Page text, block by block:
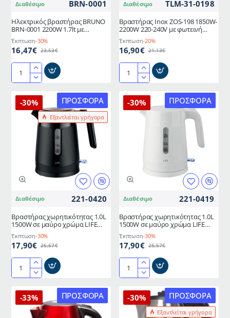
Διαθέσιμο BRN-0001
Ηλεκτρικός βραστήρας BRUNO
BRN-0001 2200W 1.7lt με
περιστρεφόμενη βάση 360° και
LED φωτισμό
Έκπτωση-30%
16,47€ 23,53€
Ηλεκτρικός
BRUNO
BRN-
περιστρεφόμενη
360°
LED
Διαθέσιμο TLM-31-0198
Βραστήρας Inox ZOS-198 1850W-
2200W 220-240V με φωτεινή
ένδειξη λειτουργίας
Έκπτωση-20%
16,90€ 21,13€
Βραστήρας
ZOS-
198
φωτεινή
ένδειξη
ΠΡΟΣΦΟΡΆ
Εξαντλείται γρήγορα
-30%
Διαθέσιμο 221-0420
Bραστήρας χωρητικότητας 1.0L
1500W σε μαύρο χρώμα LIFE
ELEMENT BLACK
Έκπτωση-30%
17,90€ 25,57€
Bραστήρας
1.0L
1500W
ΠΡΟΣΦΟΡΆ
-30%
Διαθέσιμο 221-0419
Bραστήρας χωρητικότητας 1.0L
1500W σε μαύρο χρώμα LIFE
ELEMENT WHITE
Έκπτωση-30%
17,90€ 25,57€
Bραστήρας
1.0L
1500W
ΠΡΟΣΦΟΡΆ
-33% ΠΡΟΣΦΟΡΆ
Εξαντλείται γρήγορα
-30%